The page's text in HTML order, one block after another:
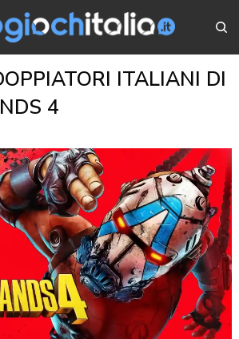
ITALIANI DI
4